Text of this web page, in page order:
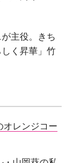
主役。きち
く昇華」竹
オレンジコー